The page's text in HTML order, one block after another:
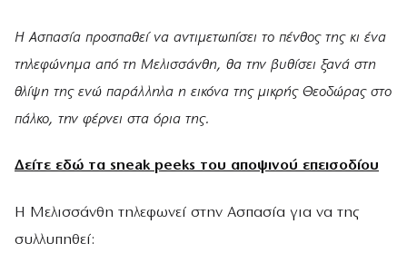
Η Ασπασία προσπαθεί να αντιμετωπίσει το πένθος της κι ένα
τηλεφώνημα από τη Μελισσάνθη, θα την βυθίσει ξανά στη
θλίψη της ενώ παράλληλα η εικόνα της μικρής Θεοδώρας στο
πάλκο, την φέρνει στα όρια της.
Δείτε εδώ τα sneak peeks του αποψινού επεισοδίου
H Μελισσάνθη τηλεφωνεί στην Ασπασία για να της
συλλυπηθεί: